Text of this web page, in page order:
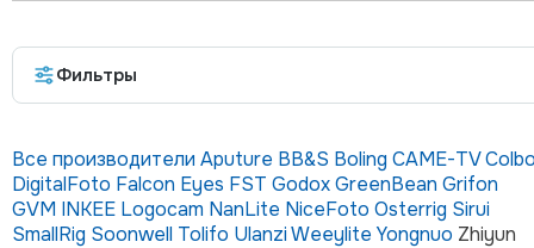
Фильтры
Все производители Aputure BB&S Boling CAME-TV
DigitalFoto Falcon Eyes FST GodoxGreenBean Grifon
GVM INKEE Logocam NanLite NiceFoto Osterrig Sirui
SmallRig Soonwell Tolifo UlanziWeeylite Yongnuo Zhiyun